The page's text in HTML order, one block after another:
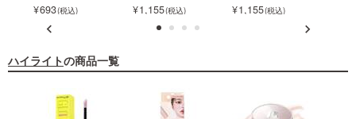
693 ン1,155 ン1,155
ハイライトの商品一覧